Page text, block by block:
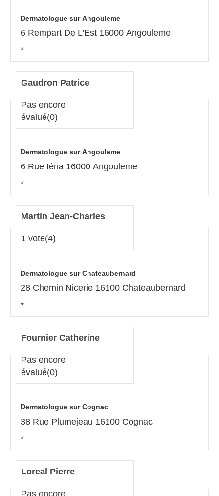
Dermatologue sur Angouleme
6 Rempart De L'Est 16000 Angouleme
*
Gaudron Patrice
Pas encore
évalué(0)
Dermatologue sur Angouleme
6 Rue Iéna 16000 Angouleme
*
Martin Jean-Charles
1 vote(4)
Dermatologue sur Chateaubernard
28 Chemin Nicerie 16100 Chateaubernard
*
Fournier Catherine
Pas encore
évalué(0)
Dermatologue sur Cognac
38 Rue Plumejeau 16100 Cognac
*
Loreal Pierre
Pas encore